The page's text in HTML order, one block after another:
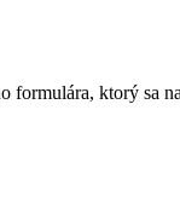
formulára, ktorý sa